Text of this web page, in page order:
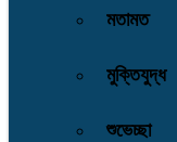
মতামত
মুক্তিযুদ্ধ
শুভেচ্ছা